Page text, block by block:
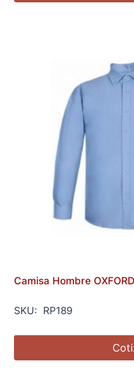
Camisa Hombre
SKU: RP189